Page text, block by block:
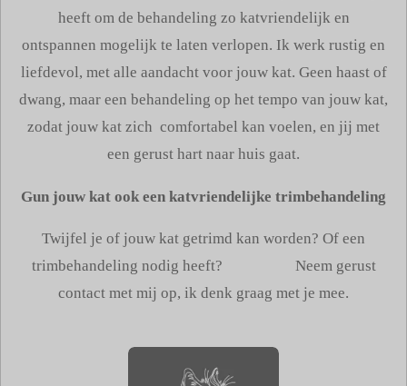
heeft om de behandeling zo katvriendelijk en
ontspannen mogelijk te laten verlopen. Ik werk rustig en
liefdevol, met alle aandacht voor jouw kat. Geen haast of
dwang, maar een behandeling op het tempo van jouw kat,
zodat jouw kat zich comfortabel kan voelen, en jij met
een gerust hart naar huis gaat.
Gun jouw kat ook een katvriendelijke trimbehandeling
Twijfel je of jouw kat getrimd kan worden? Of een
trimbehandeling nodig heeft? Neem gerust
contact met mij op, ik denk graag met je mee.